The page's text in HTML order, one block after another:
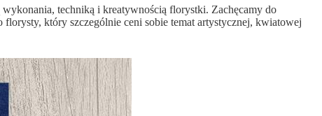
techniką i kreatywnością florystki. Zachęcamy do
który szczególnie ceni sobie temat artystycznej, kwiatowej